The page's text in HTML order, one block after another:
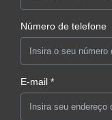
Número de telefone
E-mail *